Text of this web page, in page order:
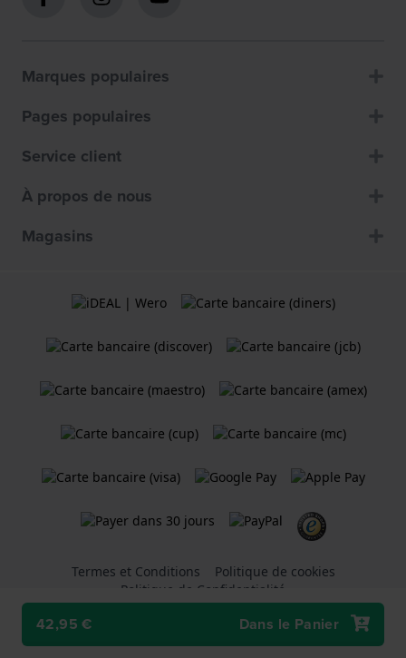
42,95 € Dans le Panier
Marques populaires
Pages populaires
Service client
À propos de nous
Magasins
Termes et Conditions
Politique de cookies
Politique de Confidentialité
Une boutique en ligne Holland Watch Group B.V.